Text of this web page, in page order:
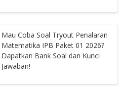
Mau Coba Soal Tryout Penalaran
Matematika IPB Paket 01 2026?
Dapatkan Bank Soal dan Kunci
Jawaban!